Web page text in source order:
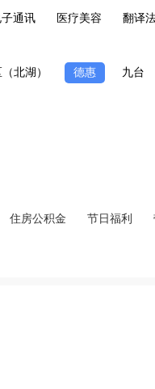
子通讯 医疗美容 翻译
北湖） 德惠 九台
住房公积金 节日福利